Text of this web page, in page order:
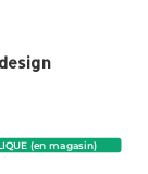
(en magasin)